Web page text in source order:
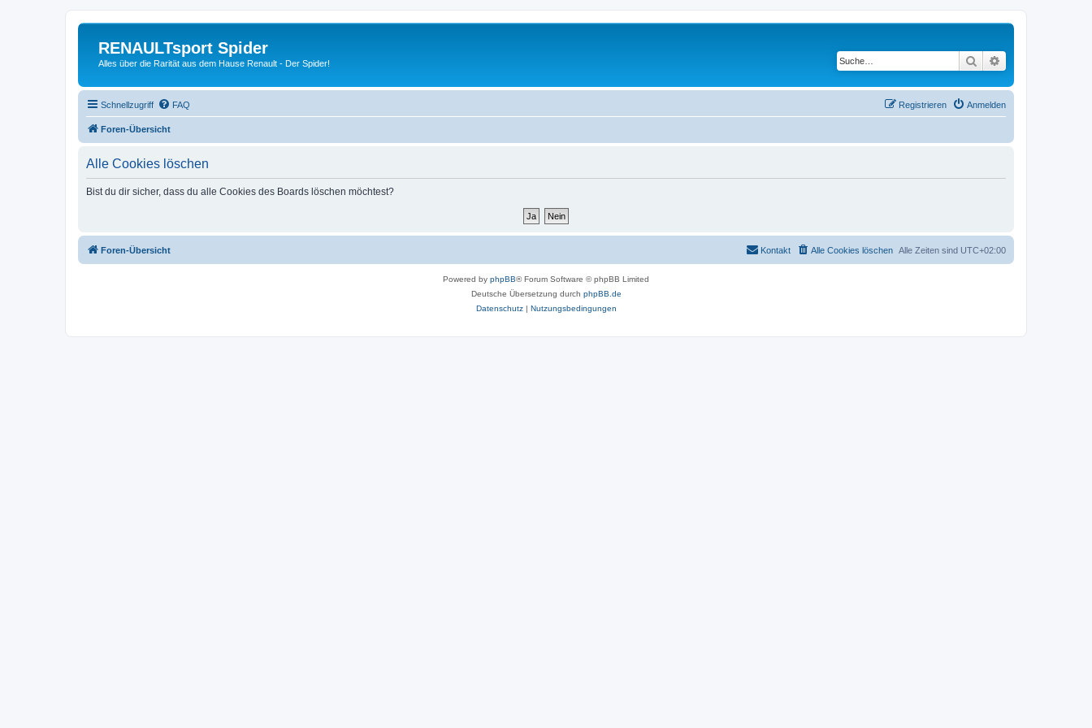
RENAULTsport Spider
Alles über die Rarität aus dem Hause Renault - Der Spider! Suche
Schnellzugriff FAQ Anmelden
Registrieren
Foren-Übersicht
Alle Cookies löschen
Bist du dir sicher, dass du alle Cookies des Boards löschen möchtest?
Foren-Übersicht Alle Zeiten sind UTC+02:00
Alle Cookies löschen
Kontakt
Powered by phpBB® Forum Software © phpBB Limited
Deutsche Übersetzung durch phpBB.de
Datenschutz| Nutzungsbedingungen